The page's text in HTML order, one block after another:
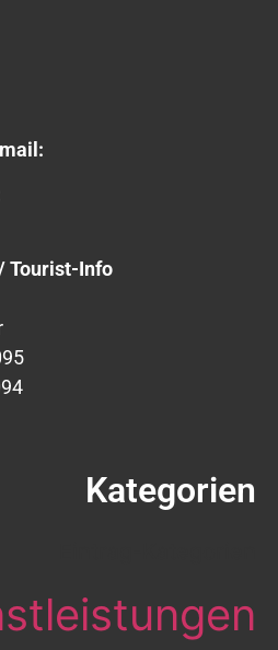
Tourist-Info
Kategorien